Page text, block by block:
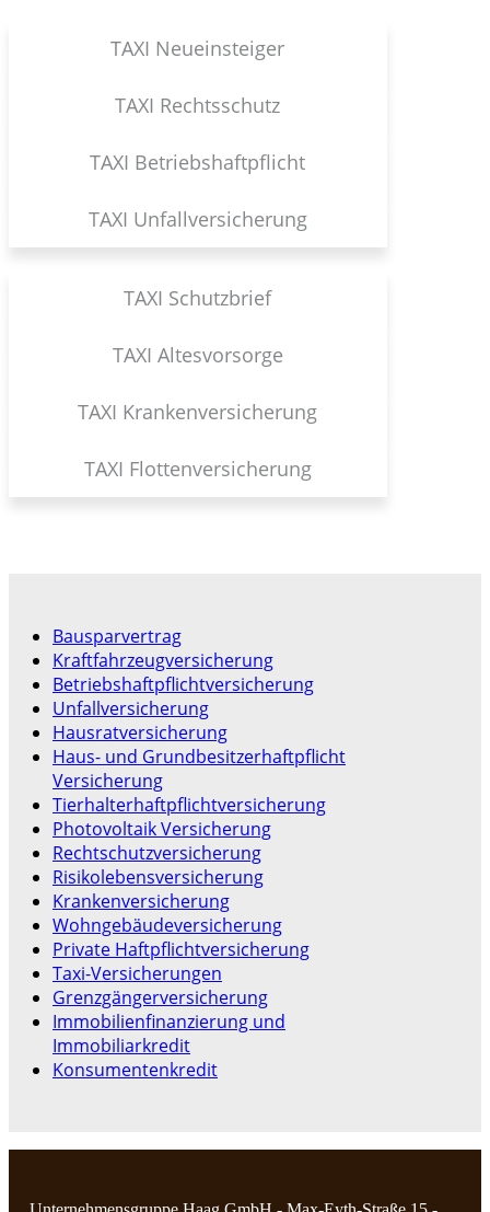
TAXI Neueinsteiger
TAXI Rechtsschutz
TAXI Betriebshaftpflicht
TAXI Unfallversicherung
TAXI Schutzbrief
TAXI Altesvorsorge
TAXI Krankenversicherung
TAXI Flottenversicherung
Bausparvertrag
Kraftfahrzeugversicherung
Betriebshaftpflichtversicherung
Unfallversicherung
Hausratversicherung
Haus- und Grundbesitzerhaftpflicht
Versicherung
Tierhalterhaftpflichtversicherung
Photovoltaik Versicherung
Rechtschutzversicherung
Risikolebensversicherung
Krankenversicherung
Wohngebäudeversicherung
Private Haftpflichtversicherung
Taxi-Versicherungen
Grenzgängerversicherung
Immobilienfinanzierung und
Immobiliarkredit
Konsumentenkredit